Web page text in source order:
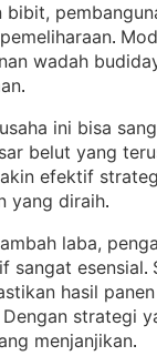
bibit,
.
wadah
.
ini bisa
belut yang
efektif
yang diraih.
laba,
sangat esensial.
hasil
Dengan strategi
menjanjikan.